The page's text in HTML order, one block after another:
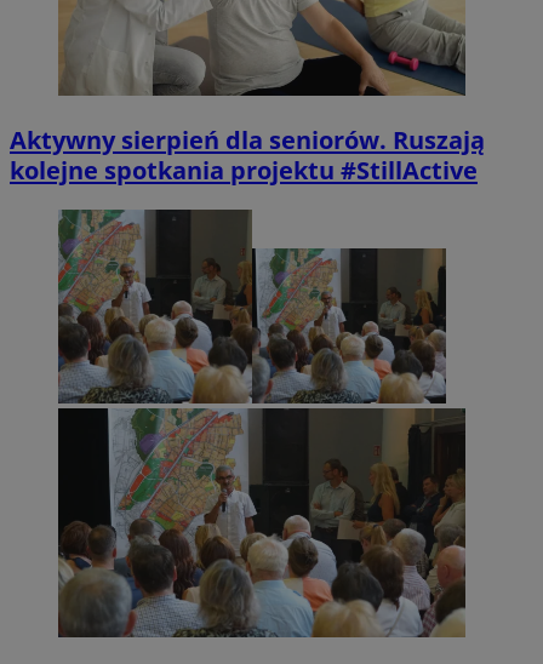
Aktywny sierpień dla seniorów. Ruszają
kolejne spotkania projektu #StillActive